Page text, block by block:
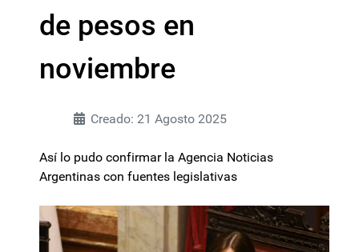
de pesos en
noviembre
Creado: 21 Agosto 2025
Así lo pudo confirmar la Agencia Noticias
Argentinas con fuentes legislativas